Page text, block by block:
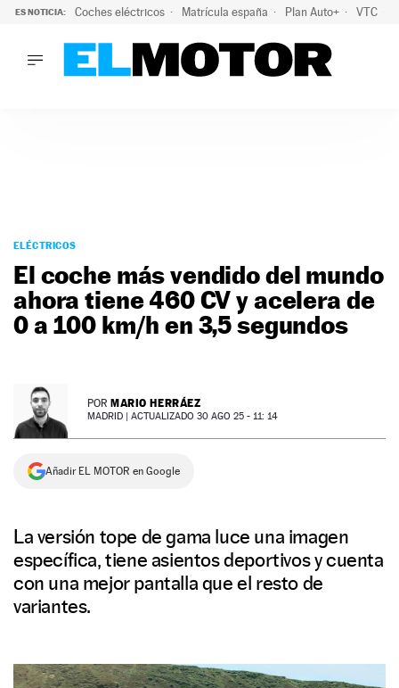
ES NOTICIA: Coches eléctricos Matrícula españa Plan Auto+ VTC
PODCAST
MOTOS
TECNOLOGÍA
SUPERCOCHES
SERVICIOS
NEWSLETTER
SÍGUENOS
ELÉCTRICOS
El coche más vendido del mundo
ahora tiene 460 CV y acelera de
0 a 100 km/h en 3,5 segundos
POR MARIO HERRÁEZ
MADRID | ACTUALIZADO 30 AGO 25 - 11: 14
Añadir EL MOTOR en Google
La versión tope de gama luce una imagen
específica, tiene asientos deportivos y cuenta
con una mejor pantalla que el resto de
variantes.